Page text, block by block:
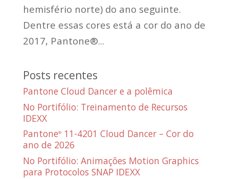
hemisfério norte) do ano seguinte.
Dentre essas cores está a cor do ano de
2017, Pantone®...
Posts recentes
Pantone Cloud Dancer e a polêmica
No Portifólio: Treinamento de Recursos
IDEXX
Pantone®11-4201 Cloud Dancer – Cor do
ano de 2026
No Portifólio: Animações Motion Graphics
para Protocolos SNAP IDEXX